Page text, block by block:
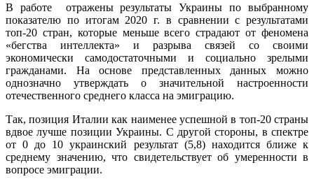
В работе отражены результаты Украины по выбранному
показателю по итогам 2020 г. в сравнении с результатами
топ-20 стран, которые меньше всего страдают от феномена
«бегства интеллекта» и разрыва связей со своими
экономически самодостаточными и социально зрелыми
гражданами. На основе представленных данных можно
однозначно утверждать о значительной настроенности
отечественного среднего класса на эмиграцию.
Так, позиция Италии как наименее успешной в топ-20 страны
вдвое лучше позиции Украины. С другой стороны, в спектре
от 0 до 10 украинский результат (5,8) находится ближе к
среднему значению, что свидетельствует об умеренности в
вопросе эмиграции.